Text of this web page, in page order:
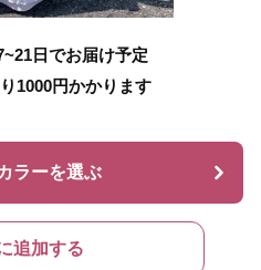
日でお届け予定
1000円かかります
ラーを選ぶ
追加する